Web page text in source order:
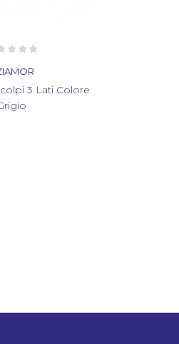
Aziamor Paracolpi 3 Lati Colore